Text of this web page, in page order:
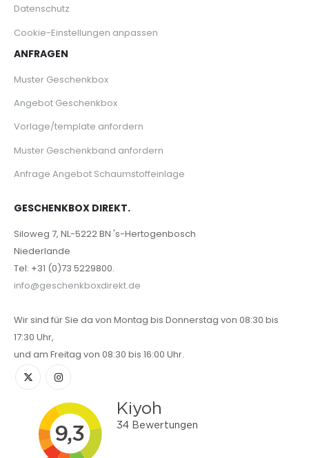
Datenschutz
Cookie-Einstellungen anpassen
ANFRAGEN
Muster Geschenkbox
Angebot Geschenkbox
Vorlage/template anfordern
Muster Geschenkband anfordern
Anfrage Angebot Schaumstoffeinlage
GESCHENKBOX DIREKT.
Siloweg 7, NL-5222 BN 's-Hertogenbosch
Niederlande
Tel: +31 (0)73 5229800.
info@geschenkboxdirekt.de
Wir sind für Sie da von Montag bis Donnerstag von 08:30 bis
17:30 Uhr,
und am Freitag von 08:30 bis 16:00 Uhr.